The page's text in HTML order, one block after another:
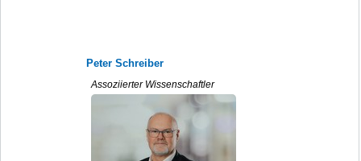
Peter Schreiber
Assoziierter Wissenschaftler